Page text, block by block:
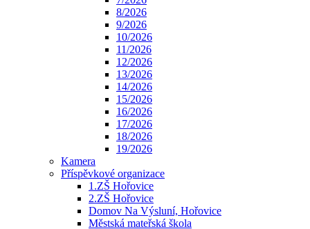
8/2026
9/2026
10/2026
11/2026
12/2026
13/2026
14/2026
15/2026
16/2026
17/2026
18/2026
19/2026
Kamera
Příspěvkové organizace
1.ZŠ Hořovice
2.ZŠ Hořovice
Domov Na Výsluní, Hořovice
Městská mateřská škola